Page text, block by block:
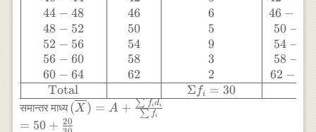
& 9 \\ 56-60
& 3 \\ 60-64
& 1 \\ \hline
\end{array}
भार (किग्रा में) }
& \text{ मध्यमान
} & \text{
श्रमिकों की संख्या
} & & \\ &
x_{i} & f_{i}
&
d_{i}=x_{i}-50
44 − 48
48 − 52
52 − 56
56 − 60
60 − 64
Total
46
50
54
58
62
6
5
9
3
2
Σ fi = 30
46 −
50 −
54 −
58 −
62 −
समान्तर माध्य(\overline{X})=A+\frac{\sum
f_i d_i}{\sum f_i} \\
(X ) = A + ∑ fi
∑ fidi
= 50 + 20